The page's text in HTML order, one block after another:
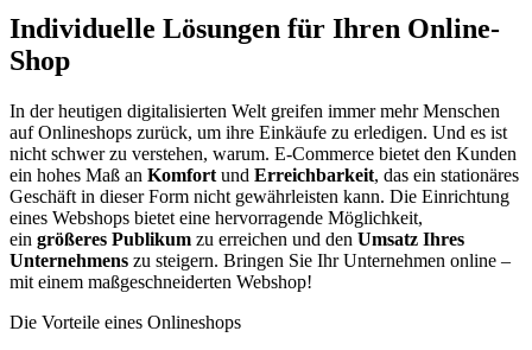
Individuelle Lösungen für Ihren Online-
Shop
In der heutigen digitalisierten Welt greifen immer mehr Menschen
auf Onlineshops zurück, um ihre Einkäufe zu erledigen. Und es ist
nicht schwer zu verstehen, warum. E-Commerce bietet den Kunden
ein hohes Maß an Komfort und Erreichbarkeit, das ein stationäres
Geschäft in dieser Form nicht gewährleisten kann. Die Einrichtung
eines Webshops bietet eine hervorragende Möglichkeit,
ein größeres Publikum zu erreichen und den Umsatz Ihres
Unternehmens zu steigern. Bringen Sie Ihr Unternehmen online –
mit einem maßgeschneiderten Webshop!
Die Vorteile eines Onlineshops